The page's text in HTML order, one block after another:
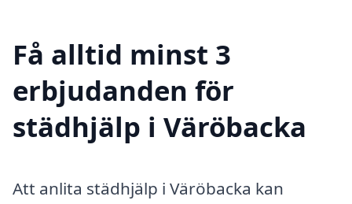
Få alltid minst 3
erbjudanden för
städhjälp i Väröbacka
Att anlita städhjälp i Väröbacka kan